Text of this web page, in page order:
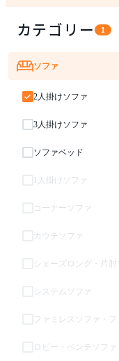
カテゴリー 1
ソファ
2人掛けソファ
3人掛けソファ
ソファベッド
1人掛けソファ
コーナーソファ
カウチソファ
シェーズロング・片肘
システムソファ
ファミレスソファ・フ
ロビー・ベンチソファ